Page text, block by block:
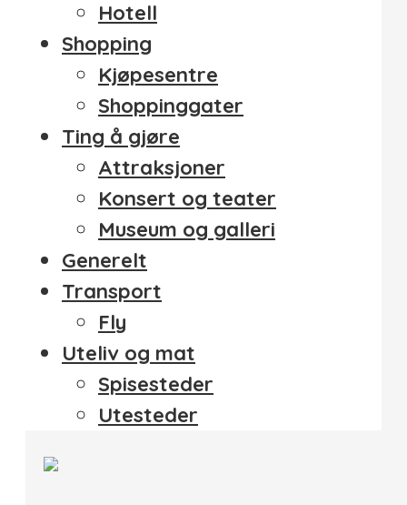
Hotell
Shopping
Kjøpesentre
Shoppinggater
Ting å gjøre
Attraksjoner
Konsert og teater
Museum og galleri
Generelt
Transport
Fly
Uteliv og mat
Spisesteder
Utesteder